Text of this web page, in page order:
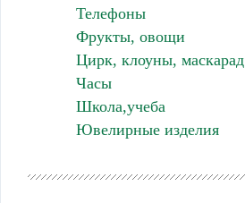
Телефоны
Фрукты, овощи
Цирк, клоуны, маскарад
Часы
Школа,учеба
Ювелирные изделия